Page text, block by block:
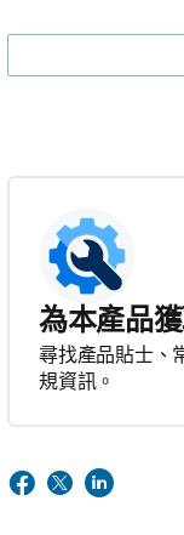
為本產品
尋找產品貼士、
規資訊。